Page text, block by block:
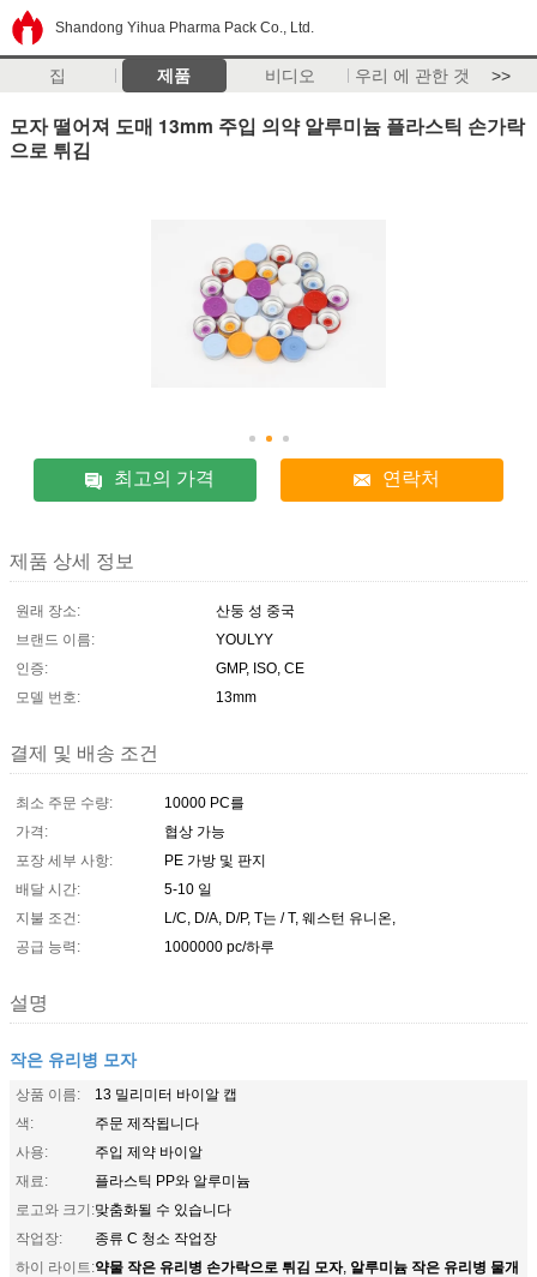
Shandong Yihua Pharma Pack Co., Ltd.
집 제품 비디오 우리 에 관한 것 >>
모자 떨어져 도매 13mm 주입 의약 알루미늄 플라스틱 손가락
으로 튀김
최고의 가격 연락처
제품 상세 정보
원래 장소:
산둥 성 중국
브랜드 이름:
YOULYY
인증:
GMP, ISO, CE
모델 번호:
13mm
결제 및 배송 조건
최소 주문 수량:
10000 PC를
가격:
협상 가능
포장 세부 사항:
PE 가방 및 판지
배달 시간:
5-10 일
지불 조건:
L/C, D/A, D/P, T는 / T, 웨스턴 유니온,
공급 능력:
1000000 pc/하루
설명
작은 유리병 모자
상품 이름:
13 밀리미터 바이알 캡
색:
주문 제작됩니다
사용:
주입 제약 바이알
재료:
플라스틱 PP와 알루미늄
로고와 크기:맞춤화될 수 있습니다
작업장:
종류 C 청소 작업장
하이 라이트:약물 작은 유리병 손가락으로 튀김 모자, 알루미늄 작은 유리병 물개